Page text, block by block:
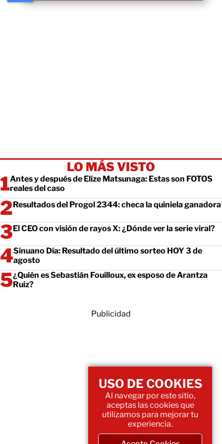
LO MÁS VISTO
Antes y después de Elize Matsunaga: Estas son FOTOS
reales del caso
Resultados del Progol 2344: checa la quiniela ganadora
El CEO con visión de rayos X: ¿Dónde ver la serie viral?
Sinuano Día: Resultado del último sorteo HOY 3 de
agosto
¿Quién es Sebastián Fouilloux, ex esposo de Arantza
Ruiz?
Publicidad
USO DE COOKIES
Al navegar por este sitio,
aceptas las cookies que
utilizamos para mejorar tu
experiencia.